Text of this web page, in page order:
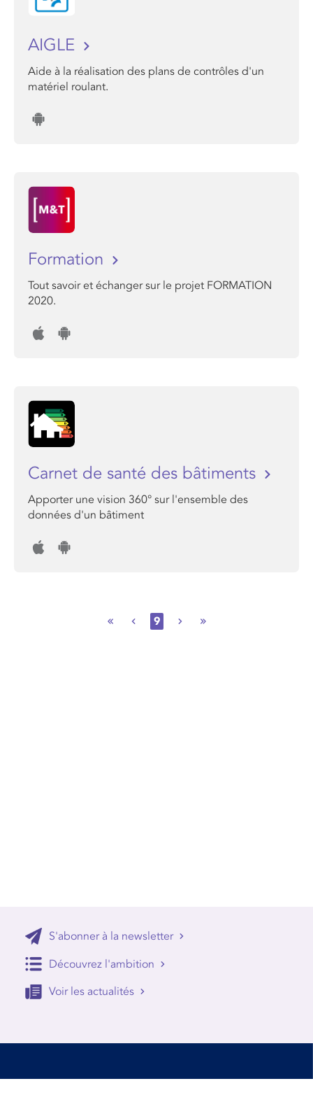
AIGLE
Aide à la réalisation des plans de contrôles d'un
matériel roulant.
Formation
Tout savoir et échanger sur le projet FORMATION
2020.
Carnet de santé des bâtiments
Apporter une vision 360° sur l'ensemble des
données d'un bâtiment
9
S'abonner à la newsletter
Découvrez l'ambition
Voir les actualités